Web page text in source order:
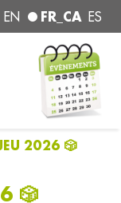
EN FR_CA ES
2026 🎲
🎲